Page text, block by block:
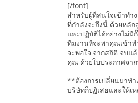
[/font]
สำหรับผู้ที่สนใจเข้าทำ
ที่กำลังจะถึงนี้ ด้วยหลั
และปฏิบัติได้อย่างไม่มี
ทีมงานที่จะพาคุณเข้าท
จะพอใจ จากสถิติ จบแ
คุณ ด้วยใบประกาศจาก
**ต้องการเปลี่ยนมาท
บริษัทก็ปฏิเสธและให้เ